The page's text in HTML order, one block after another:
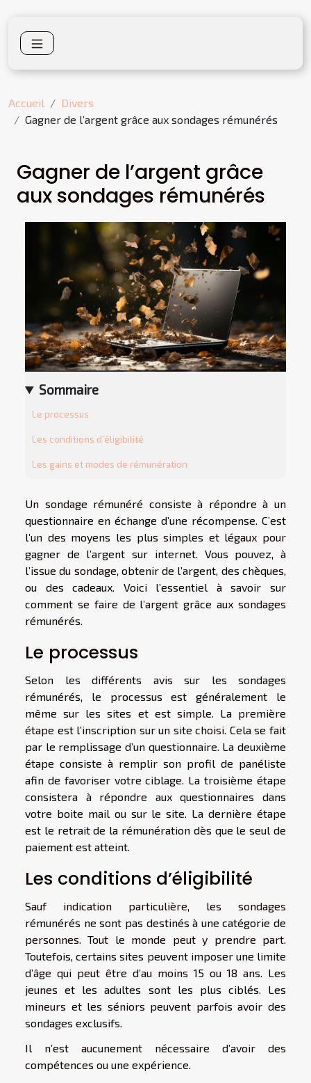
Accueil
Divers
Gagner de l’argent grâce aux sondages rémunérés
Gagner de l’argent grâce
aux sondages rémunérés
Sommaire
Le processus
Les conditions d’éligibilité
Les gains et modes de rémunération
Un sondage rémunéré consiste à répondre à un
questionnaire en échange d’une récompense. C’est
l’un des moyens les plus simples et légaux pour
gagner de l’argent sur internet. Vous pouvez, à
l’issue du sondage, obtenir de l’argent, des chèques,
ou des cadeaux. Voici l’essentiel à savoir sur
comment se faire de l’argent grâce aux sondages
rémunérés.
Le processus
Selon les différents avis sur les sondages
rémunérés, le processus est généralement le
même sur les sites et est simple. La première
étape est l’inscription sur un site choisi. Cela se fait
par le remplissage d’un questionnaire. La deuxième
étape consiste à remplir son profil de panéliste
afin de favoriser votre ciblage. La troisième étape
consistera à répondre aux questionnaires dans
votre boite mail ou sur le site. La dernière étape
est le retrait de la rémunération dès que le seul de
paiement est atteint.
Les conditions d’éligibilité
Sauf indication particulière, les sondages
rémunérés ne sont pas destinés à une catégorie de
personnes. Tout le monde peut y prendre part.
Toutefois, certains sites peuvent imposer une limite
d’âge qui peut être d’au moins 15 ou 18 ans. Les
jeunes et les adultes sont les plus ciblés. Les
mineurs et les séniors peuvent parfois avoir des
sondages exclusifs.
Il n’est aucunement nécessaire d’avoir des
compétences ou une expérience.